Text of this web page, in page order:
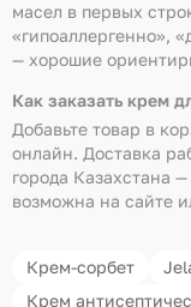
масел в первых
«гипоаллергенно»,
— хорошие
Как заказать крем
Добавьте товар в
онлайн. Доставка
города Казахстана
возможна на сайте
Крем-сорбет
Крем